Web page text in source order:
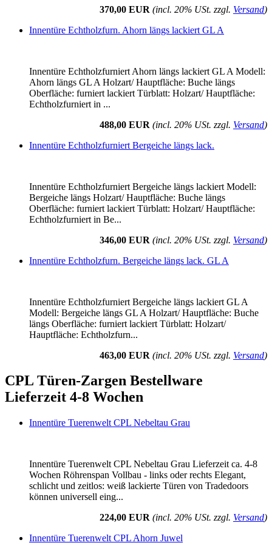
370,00 EUR (incl. 20% USt. zzgl. Versand)
Innentüre Echtholzfurn. Ahorn längs lackiert GL A
Innentüre Echtholzfurniert Ahorn längs lackiert GL A Modell:
Ahorn längs GL A Holzart/ Hauptfläche: Buche längs
Oberfläche: furniert lackiert Türblatt: Holzart/ Hauptfläche:
Echtholzfurniert in ...
488,00 EUR (incl. 20% USt. zzgl. Versand)
Innentüre Echtholzfurniert Bergeiche längs lack.
Innentüre Echtholzfurniert Bergeiche längs lackiert Modell:
Bergeiche längs Holzart/ Hauptfläche: Buche längs
Oberfläche: furniert lackiert Türblatt: Holzart/ Hauptfläche:
Echtholzfurniert in Be...
346,00 EUR (incl. 20% USt. zzgl. Versand)
Innentüre Echtholzfurn. Bergeiche längs lack. GL A
Innentüre Echtholzfurniert Bergeiche längs lackiert GL A
Modell: Bergeiche längs GL A Holzart/ Hauptfläche: Buche
längs Oberfläche: furniert lackiert Türblatt: Holzart/
Hauptfläche: Echtholzfurn...
463,00 EUR (incl. 20% USt. zzgl. Versand)
CPL Türen-Zargen Bestellware
Lieferzeit 4-8 Wochen
Innentüre Tuerenwelt CPL Nebeltau Grau
Innentüre Tuerenwelt CPL Nebeltau Grau Lieferzeit ca. 4-8
Wochen Röhrenspan Vollbau - links oder rechts Elegant,
schlicht und zeitlos: weiß lackierte Türen von Tradedoors
können universell eing...
224,00 EUR (incl. 20% USt. zzgl. Versand)
Innentüre Tuerenwelt CPL Ahorn Juwel